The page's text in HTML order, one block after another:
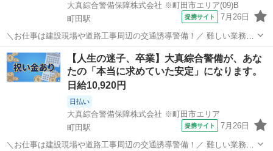
大真綜合警備保障株式会社 ※町田市エリア(09)B
町田駅
提携サイト 7月26日
＼お仕事は建設現場や道路工事周辺の交通誘導警備！／ 難しい業務や
辛い力仕事はありません！ 初めての方でも丁寧な研修があるので、安
心してスタート出来ます！ ☆現場は東京都・神奈川県・埼玉県に多数
ご用意しております！ ◎シフト...
東京 町田市 町田駅 警備員
【人生の迷子、卒業】大真綜合警備が、あな
たの「本当に求めていた安定」になります。
日給10,920円
日払い
大真綜合警備保障株式会社 ※町田市エリア
町田駅
提携サイト 7月26日
＼お仕事は建設現場や道路工事周辺の交通誘導警備！／ 難しい業務や